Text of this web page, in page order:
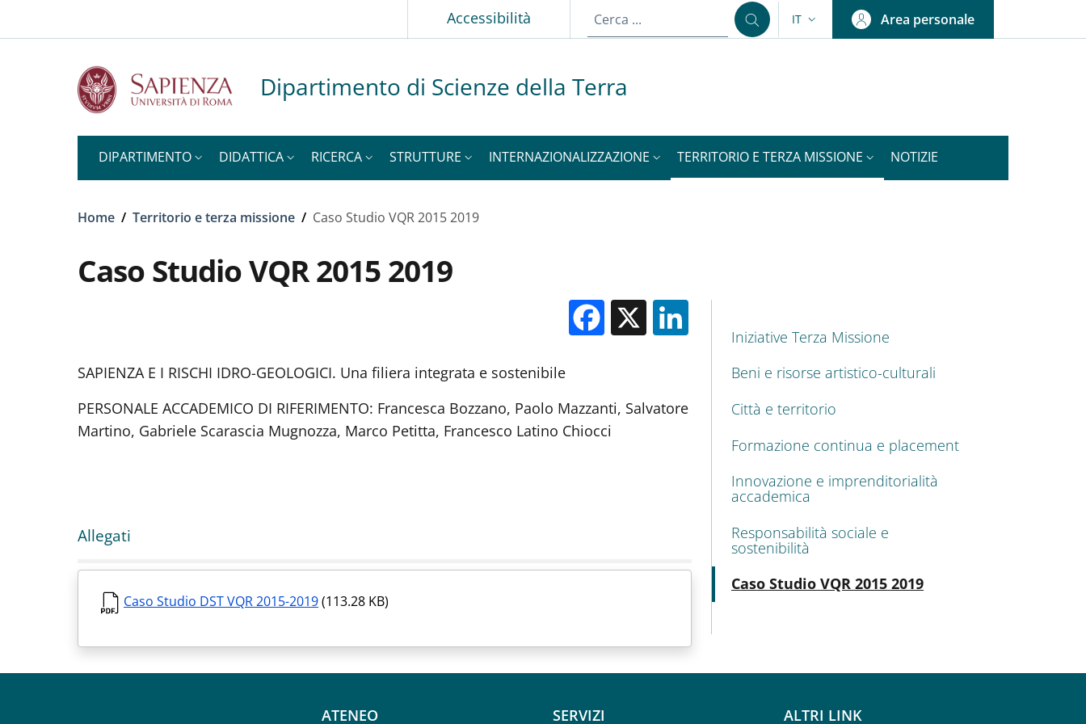
Accessibilità SELETTORE LINGUA: CURRENT LANGUAGE
IT Area personale
Dipartimento di Scienze della Terra
DIPARTIMENTO DIDATTICA RICERCA STRUTTURE INTERNAZIONALIZZAZIONE TERRITORIO E TERZA MISSIONE NOTIZIE
Briciole di pane
Home / Territorio e terza missione / Caso Studio VQR 2015 2019
Caso Studio VQR 2015 2019
Facebook
X
SAPIENZA E I RISCHI IDRO-GEOLOGICI. Una filiera integrata e sostenibile
PERSONALE ACCADEMICO DI RIFERIMENTO: Francesca Bozzano, Paolo Mazzanti, Salvatore
Martino, Gabriele Scarascia Mugnozza, Marco Petitta, Francesco Latino Chiocci
Allegati
Caso Studio DST VQR 2015-2019(113.28 KB)
MENU CEV SECOND NAVIGATION
Iniziative Terza Missione
Beni e risorse artistico-culturali
Città e territorio
Formazione continua e placement
Innovazione e imprenditorialità
accademica
Responsabilità sociale e
sostenibilità
Caso Studio VQR 2015 2019
ATENEO SERVIZI ALTRI LINK